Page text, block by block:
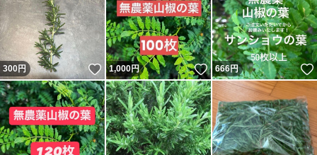
300 円 いいね！
1,000円 いいね！
666円